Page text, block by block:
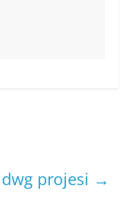
dwg projesi →